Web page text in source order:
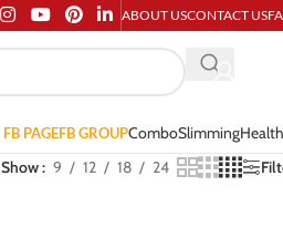
ABOUT USCONTACT US
FB PAGEFB GROUPComboSlimmingHealth
Show 9 12 18 24